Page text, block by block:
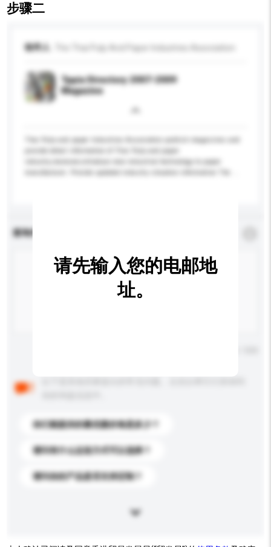
步骤二
收件人
Tppia Directory 2007-2009
Magazine
Thai Pulp and paper Industries Association publish magazines and
industry;moreover,introduce new industrial technology to paper
查询内容
你们能提供的最优惠价格是多少？
请问有什么运送方式可以选择？
请问你的产品是否支持定制？
请先输入您的电邮地
址。